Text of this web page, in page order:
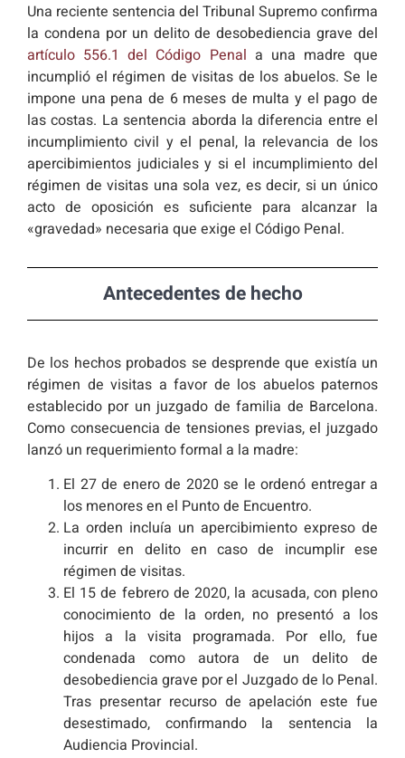
Una reciente sentencia del Tribunal Supremo confirma
la condena por un delito de desobediencia grave del
artículo 556.1 del Código Penal a una madre que
incumplió el régimen de visitas de los abuelos. Se le
impone una pena de 6 meses de multa y el pago de
las costas. La sentencia aborda la diferencia entre el
incumplimiento civil y el penal, la relevancia de los
apercibimientos judiciales y si el incumplimiento del
régimen de visitas una sola vez, es decir, si un único
acto de oposición es suficiente para alcanzar la
«gravedad» necesaria que exige el Código Penal.
Antecedentes de hecho
De los hechos probados se desprende que existía un
régimen de visitas a favor de los abuelos paternos
establecido por un juzgado de familia de Barcelona.
Como consecuencia de tensiones previas, el juzgado
lanzó un requerimiento formal a la madre:
El 27 de enero de 2020 se le ordenó entregar a
los menores en el Punto de Encuentro.
La orden incluía un apercibimiento expreso de
incurrir en delito en caso de incumplir ese
régimen de visitas.
El 15 de febrero de 2020, la acusada, con pleno
conocimiento de la orden, no presentó a los
hijos a la visita programada. Por ello, fue
condenada como autora de un delito de
desobediencia grave por el Juzgado de lo Penal.
Tras presentar recurso de apelación este fue
desestimado, confirmando la sentencia la
Audiencia Provincial.